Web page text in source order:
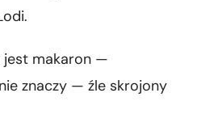
jest makaron —
znaczy — źle skrojony